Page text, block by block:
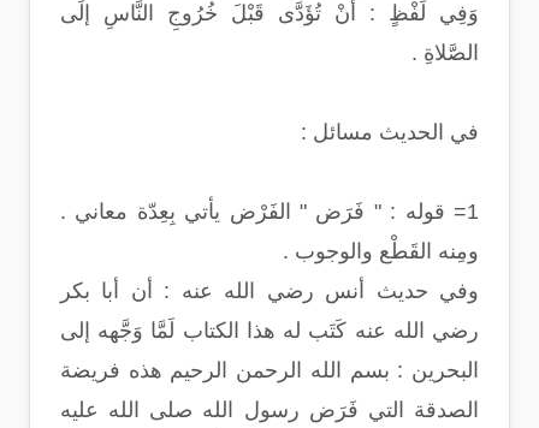
وَفِي لَفْظٍ : أَنْ تُؤَدَّى قَبْلَ خُرُوجِ النَّاسِ إلَى
الصَّلاةِ .
في الحديث مسائل :
1= قوله : " فَرَض " الفَرْض يأتي بِعِدّة معاني .
ومِنه القَطْع والوجوب .
وفي حديث أنس رضي الله عنه : أن أبا بكر
رضي الله عنه كَتَب له هذا الكتاب لَمَّا وَجَّهه إلى
البحرين : بسم الله الرحمن الرحيم هذه فريضة
الصدقة التي فَرَض رسول الله صلى الله عليه